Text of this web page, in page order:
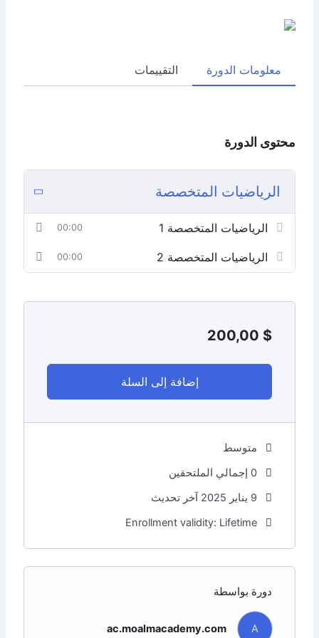
معلومات الدورة التقييمات
محتوى الدورة
الرياضيات المتخصصة
الرياضيات المتخصصة 1 00:00
الرياضيات المتخصصة 2 00:00
200,00 $
إضافة إلى السلة
متوسط
0 إجمالي الملتحقين
9 يناير 2025 آخر تحديث
Enrollment validity: Lifetime
دورة بواسطة
A
ac.moalmacademy.com